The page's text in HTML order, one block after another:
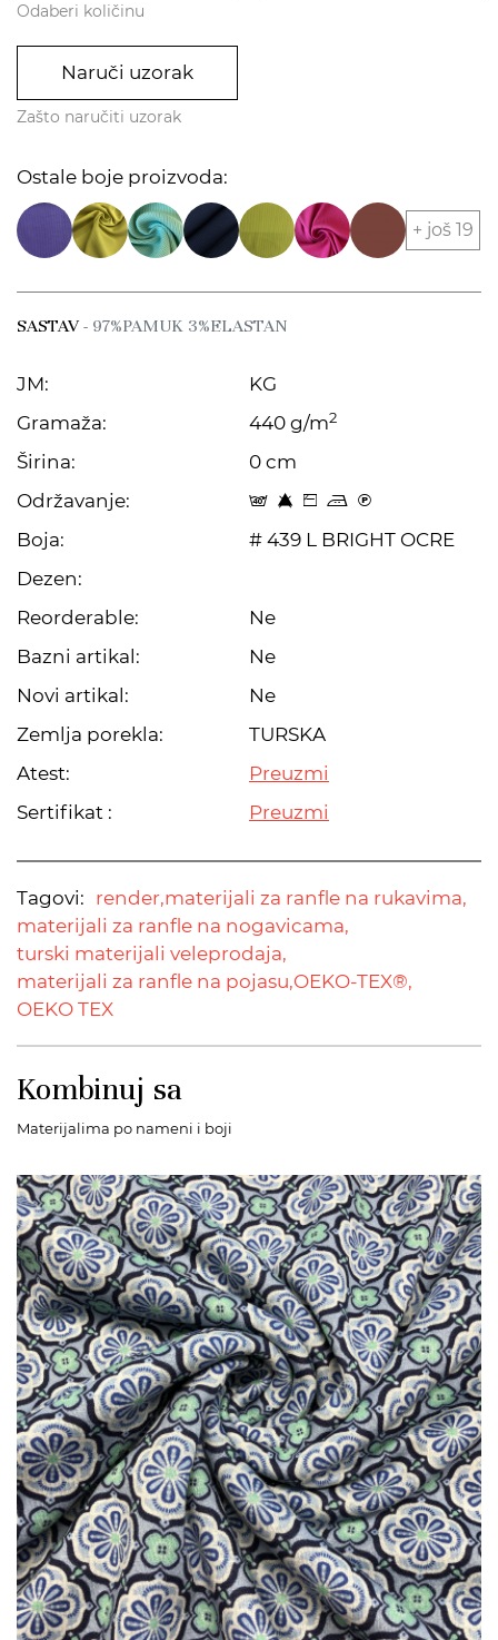
Odaberi količinu
Naruči uzorak
Zašto naručiti uzorak
Ostale boje proizvoda:
+ još 19
SASTAV- 97%PAMUK 3%ELASTAN
JM:
KG
Gramaža:
440 g/m2
Širina:
0 cm
Održavanje:
t 8 Z p C
Boja:
# 439 L BRIGHT OCRE
Dezen:
Reorderable:
Ne
Bazni artikal:
Ne
Novi artikal:
Ne
Zemlja porekla:
TURSKA
Atest:
Preuzmi
Sertifikat :
Preuzmi
Tagovi: render,materijali za ranfle na rukavima,
materijali za ranfle na nogavicama,
turski materijali veleprodaja,
materijali za ranfle na pojasu,OEKO-TEX®,
OEKO TEX
Kombinuj sa
Materijalima po nameni i boji